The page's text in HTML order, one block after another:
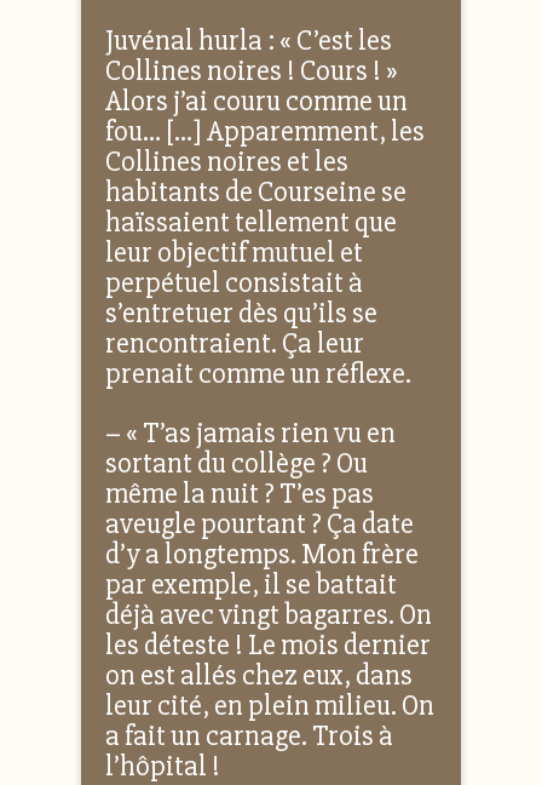
Juvénal hurla : « C’est les
Collines noires ! Cours ! »
Alors j’ai couru comme un
fou… […] Apparemment, les
Collines noires et les
habitants de Courseine se
haïssaient tellement que
leur objectif mutuel et
perpétuel consistait à
s’entretuer dès qu’ils se
rencontraient. Ça leur
prenait comme un réflexe.
– « T’as jamais rien vu en
sortant du collège ? Ou
même la nuit ? T’es pas
aveugle pourtant ? Ça date
d’y a longtemps. Mon frère
par exemple, il se battait
déjà avec vingt bagarres. On
les déteste ! Le mois dernier
on est allés chez eux, dans
leur cité, en plein milieu. On
a fait un carnage. Trois à
l’hôpital !